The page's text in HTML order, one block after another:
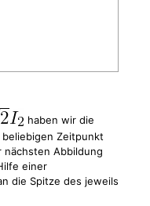
haben wir die
beliebigen Zeitpunkt
Abbildung
einer
die Spitze des jeweils